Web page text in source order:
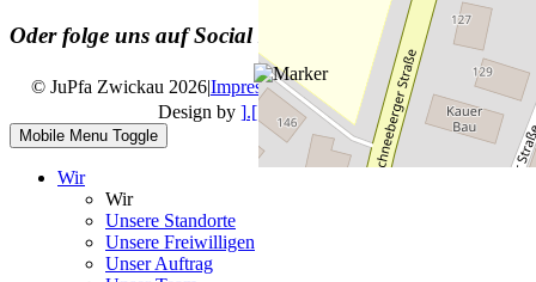
Oder folge uns auf Social Media
© JuPfa Zwickau 2026|Impressum|Datenschutz|
Design by ].[ mediengestalter
Mobile Menu Toggle
Wir
Wir
Unsere Standorte
Unsere Freiwilligen
Unser Auftrag